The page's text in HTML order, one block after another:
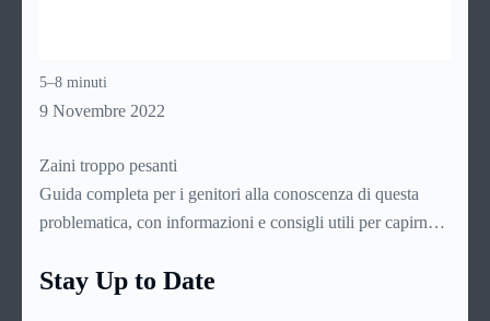
5–8 minuti
9 Novembre 2022
Zaini troppo pesanti
Guida completa per i genitori alla conoscenza di questa
problematica, con informazioni e consigli utili per capirne
individuare lo specialista più indicato e intervenire per
Stay Up to Date